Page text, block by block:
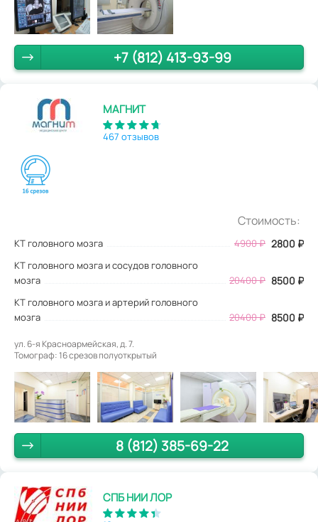
+7 (812) 413-93-99
МАГНИТ
467 отзывов
Стоимость:
КТ головного мозга 4900₽ 2800 ₽
КТ головного мозга и сосудов головного
мозга
20400 ₽ 8500 ₽
КТ головного мозга и артерий головного
мозга
20400 ₽ 8500 ₽
ул. 6-я Красноармейская, д. 7.
Томограф: 16 срезов полуоткрытый
8 (812) 385-69-22
СПБ НИИ ЛОР